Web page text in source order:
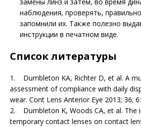
наблюдения, проверять,
запомнили их. Также полезно
инструкции в печатном виде.
Список литературы
1. Dumbleton KA, Richter D, et al. A
assessment of compliance with daily
wear. Cont Lens Anterior Eye 2013; 36;
2. Dumbleton K, Woods CA, et al.
temporary contact lenses on contact